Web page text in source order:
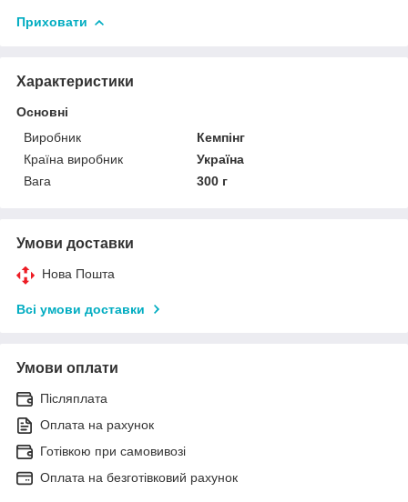
Приховати
Характеристики
Основні
Виробник
Кемпінг
Країна виробник
Україна
Вага
300 г
Умови доставки
Нова Пошта
Всі умови доставки
Умови оплати
Післяплата
Оплата на рахунок
Готівкою при самовивозі
Оплата на безготівковий рахунок